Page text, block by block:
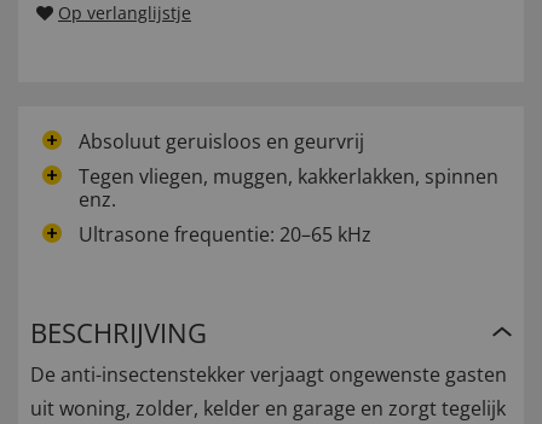
Op verlanglijstje
Absoluut geruisloos en geurvrij
Tegen vliegen, muggen, kakkerlakken, spinnen
enz.
Ultrasone frequentie: 20–65 kHz
BESCHRIJVING
De anti-insectenstekker verjaagt ongewenste gasten
uit woning, zolder, kelder en garage en zorgt tegelijk